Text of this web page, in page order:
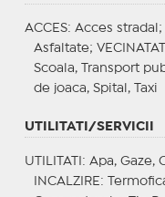
ACCES: Acces stradal;
Asfaltate; VECINATATI
Scoala, Transport
de joaca, Spital, Taxi
UTILITATI/SERVICII
UTILITATI : Apa, Gaze,
INCALZIRE :